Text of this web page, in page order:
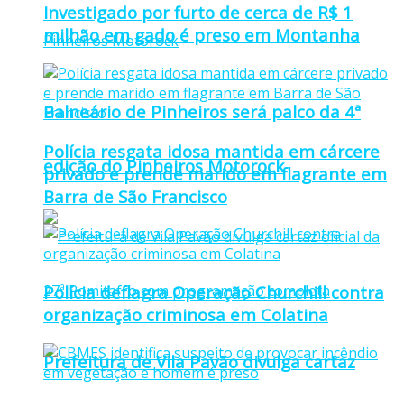
Balneário de Pinheiros será palco da 4ª
edição do Pinheiros Motorock
Prefeitura de Vila Pavão divulga cartaz
Investigado por furto de cerca de R$ 1
milhão em gado é preso em Montanha
Polícia resgata idosa mantida em cárcere
privado e prende marido em flagrante em
Barra de São Francisco
Polícia deflagra Operação Churchill contra
organização criminosa em Colatina